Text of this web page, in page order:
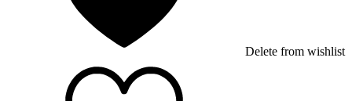
Delete from wishlist